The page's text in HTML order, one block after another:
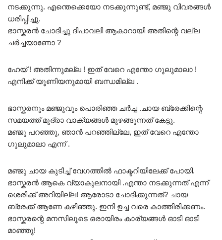
നടക്കുന്നു. എന്തെക്കെയോ നടക്കുന്നുണ്ട്, മഞ്ജു വിവരങ്ങൾ
ധരിപ്പിച്ചു.
ഭാസ്കരൻ ചോദിച്ചു ദിപാവലി ആകാറായി അതിന്റെ വല്ല
ചർച്ചയാണോ ?
ഹേയ് ! അതിന്നുമല്ല ! ഇത് വേറെ എന്തോ ഗുലുമാലാ !
എനിക്ക് യൂണിയനുമായി ബന്ധമില്ല .
ഭാസ്കരനും മഞ്ജുവും പൊരിഞ്ഞ ചർച്ച .ചായ ബ്രേക്കിന്റെ
സമയത്ത് മുദ്രാ വാക്യങ്ങൾ മുഴങ്ങുന്നത് കേട്ടു.
മഞ്ജു പറഞ്ഞു, ഞാൻ പറഞ്ഞില്ലേ, ഇത് വേറെ എന്തോ
ഗുലുമാലാ എന്ന് .
മഞ്ജു ചായ കുടിച്ച് വേഗത്തിൽ ഫാക്ടറിയിലേക്ക് പോയി.
ഭാസ്കരൻ ആകെ വ്യാകുലനായി .എന്താ നടക്കുന്നത് എന്ന്
ശെരിക്ക് അറിയില്ല! ആരോടാ ചോദിക്കുന്നത്? ചായ
ബ്രേക്ക് ആണേ കഴിഞ്ഞു. ഇനി ഉച്ച വരെ കാത്തിരിക്കണം.
ഭാസ്കരന്റെ മനസിലൂടെ ഒരായിരം കാര്യങ്ങൾ ഓടി ഓടി
മാഞ്ഞു!